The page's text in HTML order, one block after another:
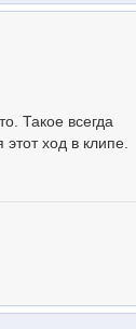
Такое всегда
ход в клипе.